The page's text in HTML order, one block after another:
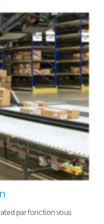
par fonction vous